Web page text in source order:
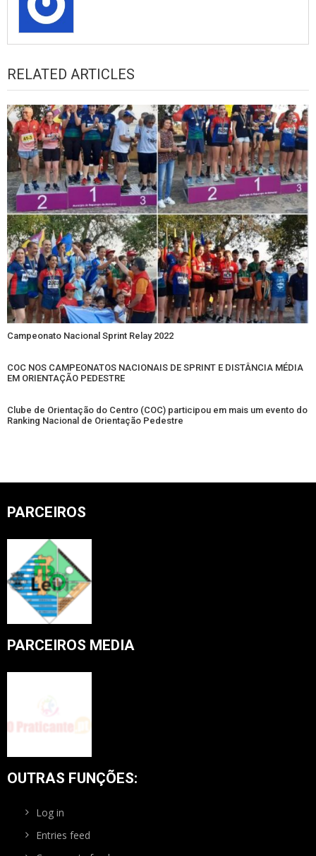
RELATED ARTICLES
Campeonato Nacional Sprint Relay 2022
COC NOS CAMPEONATOS NACIONAIS DE SPRINT E DISTÂNCIA MÉDIA
EM ORIENTAÇÃO PEDESTRE
Clube de Orientação do Centro (COC) participou em mais um evento do
Ranking Nacional de Orientação Pedestre
PARCEIROS
PARCEIROS MEDIA
OUTRAS FUNÇÕES:
Log in
Entries feed